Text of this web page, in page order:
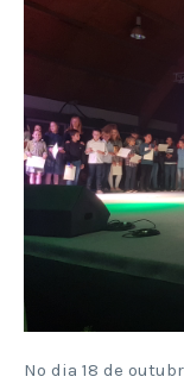
No dia 18 de